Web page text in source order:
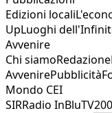
Edizioni locali
UpLuoghi
Avvenire
Chi siamoRedazione
AvvenirePubblicità
Mondo CEI
SIRRadio InBlu